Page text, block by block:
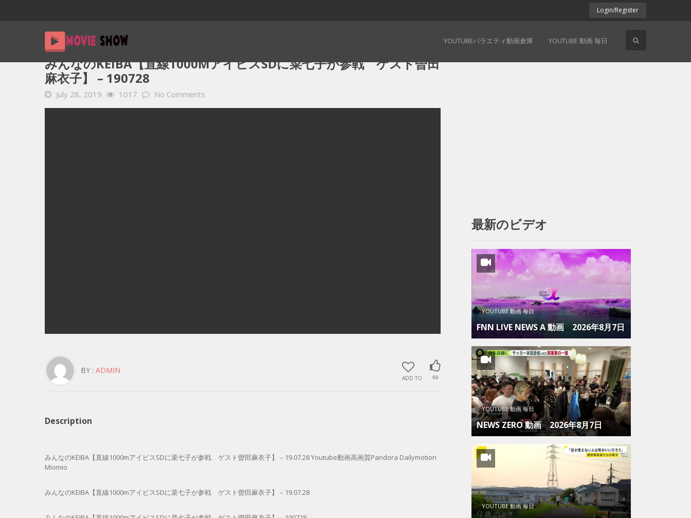
Login/Register
YOUTUBEバラエティ動画倉庫 YOUTUBE 動画 毎日
Home
みんなのKEIBA【直線1000MアイビスSDに菜七子が参戦 ゲスト曽田
麻衣子】 – 190728
July 28, 2019 1017 No Comments
ADD TO 69
BY : ADMIN
Description
みんなのKEIBA【直線1000mアイビスSDに菜七子が参戦 ゲスト曽田麻衣子】 – 19.07.28 Youtube動画高画質Pandora Dailymotion
Miomio
みんなのKEIBA【直線1000mアイビスSDに菜七子が参戦 ゲスト曽田麻衣子】 – 19.07.28
最新のビデオ
YOUTUBE 動画 毎日
FNN LIVE NEWS Α 動画 2026年8月7日
YOUTUBE 動画 毎日
NEWS ZERO 動画 2026年8月7日
YOUTUBE 動画 毎日